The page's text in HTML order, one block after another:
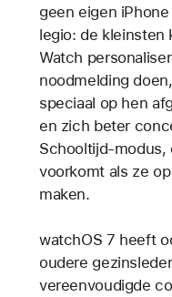
geen eigen
legio: de kleinsten
Watch
noodmelding
speciaal op hen
en zich beter
Schooltijd-modus,
voorkomt als ze
maken.
watchOS 7 heeft
oudere
vereenvoudigde